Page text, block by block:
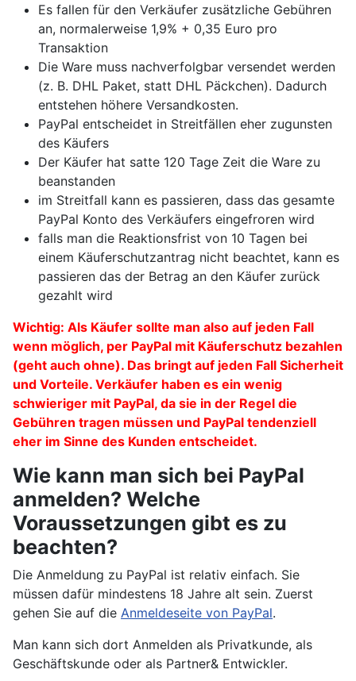
Es fallen für den Verkäufer zusätzliche Gebühren
an, normalerweise 1,9% + 0,35 Euro pro
Transaktion
Die Ware muss nachverfolgbar versendet werden
(z. B. DHL Paket, statt DHL Päckchen). Dadurch
entstehen höhere Versandkosten.
PayPal entscheidet in Streitfällen eher zugunsten
des Käufers
Der Käufer hat satte 120 Tage Zeit die Ware zu
beanstanden
im Streitfall kann es passieren, dass das gesamte
PayPal Konto des Verkäufers eingefroren wird
falls man die Reaktionsfrist von 10 Tagen bei
einem Käuferschutzantrag nicht beachtet, kann es
passieren das der Betrag an den Käufer zurück
gezahlt wird
Wichtig: Als Käufer sollte man also auf jeden Fall
wenn möglich, per PayPal mit Käuferschutz bezahlen
(geht auch ohne). Das bringt auf jeden Fall Sicherheit
und Vorteile. Verkäufer haben es ein wenig
schwieriger mit PayPal, da sie in der Regel die
Gebühren tragen müssen und PayPal tendenziell
eher im Sinne des Kunden entscheidet.
Wie kann man sich bei PayPal
anmelden? Welche
Voraussetzungen gibt es zu
beachten?
Die Anmeldung zu PayPal ist relativ einfach. Sie
müssen dafür mindestens 18 Jahre alt sein. Zuerst
gehen Sie auf die Anmeldeseite von PayPal.
Man kann sich dort Anmelden als Privatkunde, als
Geschäftskunde oder als Partner& Entwickler.